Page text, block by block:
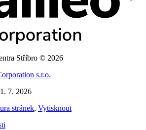
Stříbro © 2026
s.r.o.
7. 2026
stránek, Vytisknout